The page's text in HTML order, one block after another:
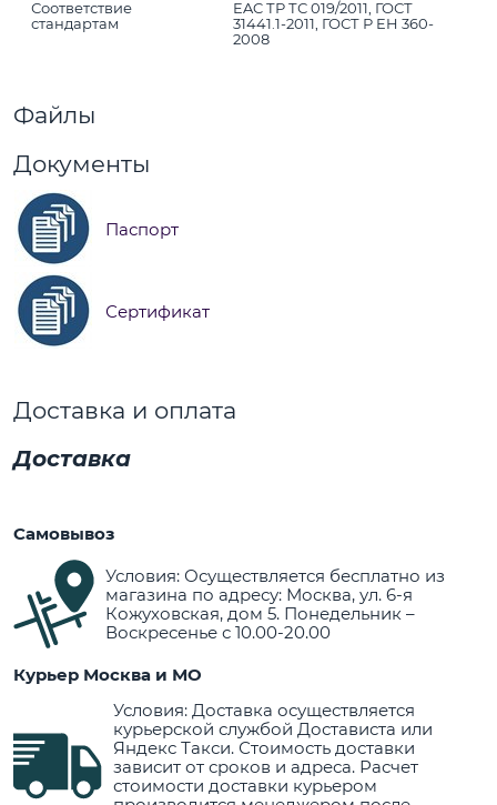
Соответствие
стандартам
EAC ТР ТС 019/2011, ГОСТ
31441.1-2011, ГОСТ Р EH 360-
2008
Файлы
Документы
Паспорт
Сертификат
Доставка и оплата
Доставка
Самовывоз
Условия: Осуществляется бесплатно из
магазина по адресу: Москва, ул. 6-я
Кожуховская, дом 5. Понедельник –
Воскресенье с 10.00-20.00
Курьер Москва и МО
Условия: Доставка осуществляется
курьерской службой Достависта или
Яндекс Такси. Стоимость доставки
зависит от сроков и адреса. Расчет
стоимости доставки курьером